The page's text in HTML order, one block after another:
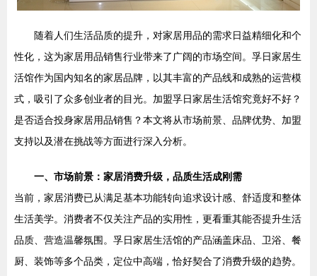
随着人们生活品质的提升，对家居用品的需求日益精细化和个
性化，这为家居用品销售行业带来了广阔的市场空间。孚日家居生
活馆作为国内知名的家居品牌，以其丰富的产品线和成熟的运营模
式，吸引了众多创业者的目光。加盟孚日家居生活馆究竟好不好？
是否适合投身家居用品销售？本文将从市场前景、品牌优势、加盟
支持以及潜在挑战等方面进行深入分析。
一、市场前景：家居消费升级，品质生活成刚需
当前，家居消费已从满足基本功能转向追求设计感、舒适度和整体
生活美学。消费者不仅关注产品的实用性，更看重其能否提升生活
品质、营造温馨氛围。孚日家居生活馆的产品涵盖床品、卫浴、餐
厨、装饰等多个品类，定位中高端，恰好契合了消费升级的趋势。